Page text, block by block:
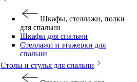
Шкафы, стеллажи, полки
для спальни
Шкафы для спальни
Стеллажи и этажерки для
спальни
Столы и стулья для спальни